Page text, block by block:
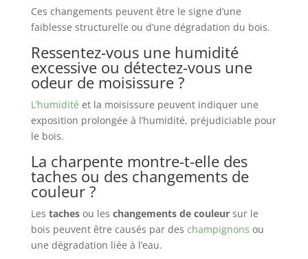
Ces changements peuvent être le signe d’une
faiblesse structurelle ou d’une dégradation du bois.
Ressentez-vous une humidité
excessive ou détectez-vous une
odeur de moisissure ?
L’humidité et la moisissure peuvent indiquer une
exposition prolongée à l’humidité, préjudiciable pour
le bois.
La charpente montre-t-elle des
taches ou des changements de
couleur ?
Les tachesou les changements de couleursur le
bois peuvent être causés par des champignons ou
une dégradation liée à l’eau.